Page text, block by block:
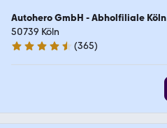
Autohero GmbH - Abholfiliale Köln
50739 Köln
4.6 Sterne
(365)